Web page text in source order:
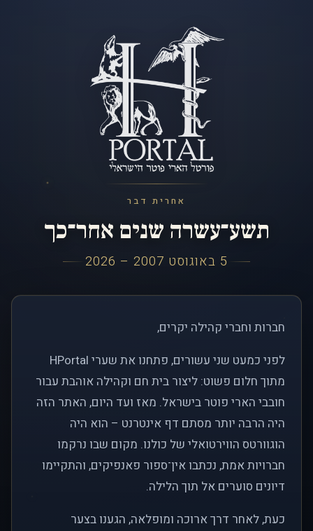
אחרית דבר
תשע־עשרה שנים אחר־כך
5 באוגוסט 2007 – 2026
חברות וחברי קהילה יקרים,
לפני כמעט שני עשורים, פתחנו את שערי HPortal
מתוך חלום פשוט: ליצור בית חם וקהילה אוהבת עבור
חובבי הארי פוטר בישראל. מאז ועד היום, האתר הזה
היה הרבה יותר מסתם דף אינטרנט – הוא היה
הוגוורטס הווירטואלי של כולנו. מקום שבו נרקמו
חברויות אמת, נכתבו אין־ספור פאנפיקים, והתקיימו
דיונים סוערים אל תוך הלילה.
כעת, לאחר דרך ארוכה ומופלאה, הגענו בצער